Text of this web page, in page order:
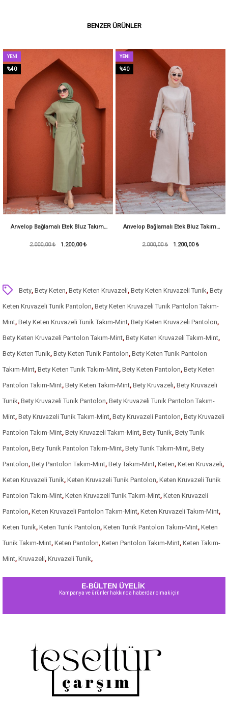
BENZER ÜRÜNLER
Anvelop Bağlamalı Etek Bluz Takım-
Mint1.200,00 ₺
2.000,00 ₺
%40
YENI
ÜRÜN
Anvelop Bağlamalı Etek Bluz Takım-
Bej1.200,00 ₺
2.000,00 ₺
%40
YENI
ÜRÜN
Bety, Bety Keten, Bety Keten Kruvazeli, Bety Keten Kruvazeli Tunik, Bety
Keten Kruvazeli Tunik Pantolon, Bety Keten Kruvazeli Tunik Pantolon Takım-
Mint, Bety Keten Kruvazeli Tunik Takım-Mint, Bety Keten Kruvazeli Pantolon,
Bety Keten Kruvazeli Pantolon Takım-Mint, Bety Keten Kruvazeli Takım-Mint,
Bety Keten Tunik, Bety Keten Tunik Pantolon, Bety Keten Tunik Pantolon
Takım-Mint, Bety Keten Tunik Takım-Mint, Bety Keten Pantolon, Bety Keten
Pantolon Takım-Mint, Bety Keten Takım-Mint, Bety Kruvazeli, Bety Kruvazeli
Tunik, Bety Kruvazeli Tunik Pantolon, Bety Kruvazeli Tunik Pantolon Takım-
Mint, Bety Kruvazeli Tunik Takım-Mint, Bety Kruvazeli Pantolon, Bety Kruvazeli
Pantolon Takım-Mint, Bety Kruvazeli Takım-Mint, Bety Tunik, Bety Tunik
Pantolon, Bety Tunik Pantolon Takım-Mint, Bety Tunik Takım-Mint, Bety
Pantolon, Bety Pantolon Takım-Mint, Bety Takım-Mint, Keten, Keten Kruvazeli,
Keten Kruvazeli Tunik, Keten Kruvazeli Tunik Pantolon, Keten Kruvazeli Tunik
Pantolon Takım-Mint, Keten Kruvazeli Tunik Takım-Mint, Keten Kruvazeli
Pantolon, Keten Kruvazeli Pantolon Takım-Mint, Keten Kruvazeli Takım-Mint,
Keten Tunik, Keten Tunik Pantolon, Keten Tunik Pantolon Takım-Mint, Keten
Tunik Takım-Mint, Keten Pantolon, Keten Pantolon Takım-Mint, Keten Takım-
Mint, Kruvazeli, Kruvazeli Tunik,
E-BÜLTEN ÜYELİK
Kampanya ve ürünler hakkında haberdar olmak için